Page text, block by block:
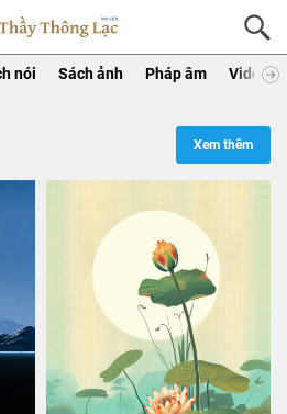
nói Sách ảnh Pháp âm Video
Xem thêm